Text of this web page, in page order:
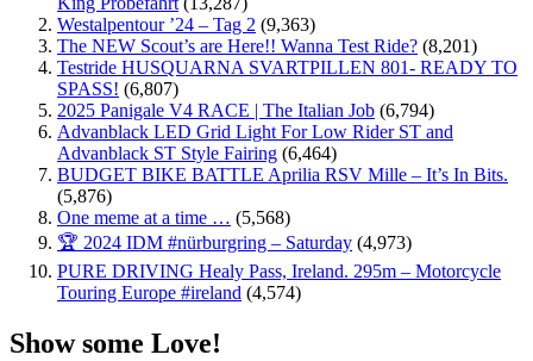
Westalpentour ’24 – Tag 2 (9,363)
The NEW Scout’s are Here!! Wanna Test Ride? (8,201)
Testride HUSQUARNA SVARTPILLEN 801- READY TO
SPASS! (6,807)
2025 Panigale V4 RACE | The Italian Job (6,794)
Advanblack LED Grid Light For Low Rider ST and
Advanblack ST Style Fairing (6,464)
BUDGET BIKE BATTLE Aprilia RSV Mille – It’s In Bits.
(5,876)
One meme at a time … (5,568)
🏆 2024 IDM #nürburgring – Saturday (4,973)
PURE DRIVING Healy Pass, Ireland. 295m – Motorcycle
Touring Europe #ireland (4,574)
Show some Love!